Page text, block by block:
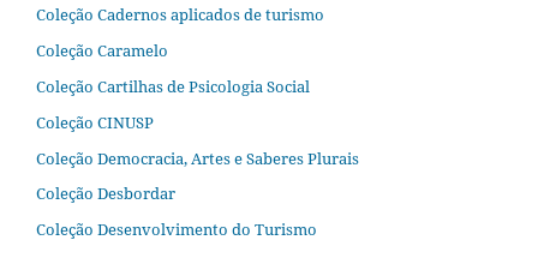
Coleção Cadernos aplicados de turismo
Coleção Caramelo
Coleção Cartilhas de Psicologia Social
Coleção CINUSP
Coleção Democracia, Artes e Saberes Plurais
Coleção Desbordar
Coleção Desenvolvimento do Turismo